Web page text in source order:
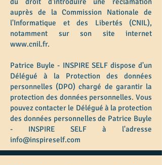
auprès de la Commission Nationale de
l'Informatique et des Libertés (CNIL),
notamment sur son site internet
www.cnil.fr.
Patrice Buyle - INSPIRE SELF dispose d'un
Délégué à la Protection des données
personnelles (DPO) chargé de garantir la
protection des données personnelles. Vous
pouvez contacter le Délégué à la protection
des données personnelles de Patrice Buyle
- INSPIRE SELF à l'adresse
info@inspireself.com